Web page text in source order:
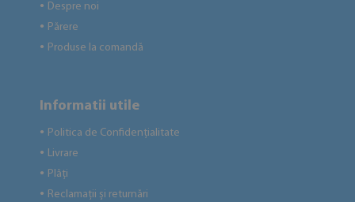
● Despre noi
● Părere
● Produse la comandă
Informatii utile
● Politica de Confidențialitate
● Livrare
● Plăți
● Reclamații și returnări